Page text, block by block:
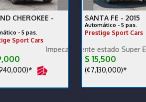
escrito.
CHEROKEE -
- 5 pas.
Sport Cars
SANTA FE - 2015
Automático - 5 pas.
Prestige Sport Cars
Poco km. Excelente estado Super Económico
$ 15,500
(¢7,130,000)*